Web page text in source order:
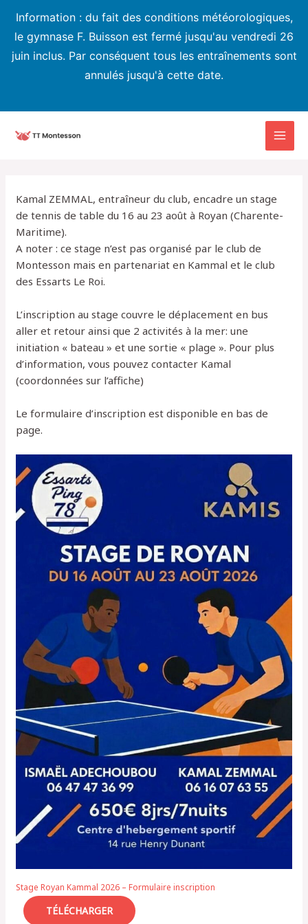
Information : du fait des conditions météorologiques,
le gymnase F. Buisson est fermé jusqu'au vendredi 26
juin inclus. Par conséquent tous les entraînements sont
annulés jusqu'à cette date.
Kamal ZEMMAL, entraîneur du club, encadre un stage
de tennis de table du 16 au 23 août à Royan (Charente-
Maritime).
A noter : ce stage n’est pas organisé par le club de
Montesson mais en partenariat en Kammal et le club
des Essarts Le Roi.
L’inscription au stage couvre le déplacement en bus
aller et retour ainsi que 2 activités à la mer: une
initiation « bateau » et une sortie « plage ». Pour plus
d’information, vous pouvez contacter Kamal
(coordonnées sur l’affiche)
Le formulaire d’inscription est disponible en bas de
page.
Stage Royan Kammal 2026 – Formulaire inscription
TÉLÉCHARGER